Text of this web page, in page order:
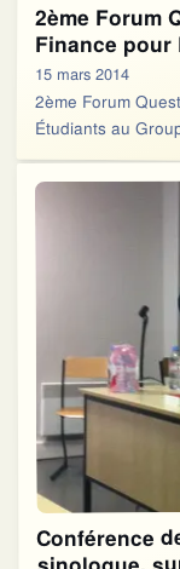
2ème Forum
Finance pour
15 mars 2014
2ème Forum
Étudiants au
Conférence
sinologue,